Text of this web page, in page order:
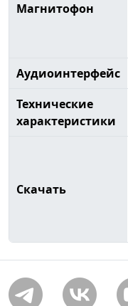
Магнитофон
Аудиоинтерфейс
Технические
характеристики
Скачать